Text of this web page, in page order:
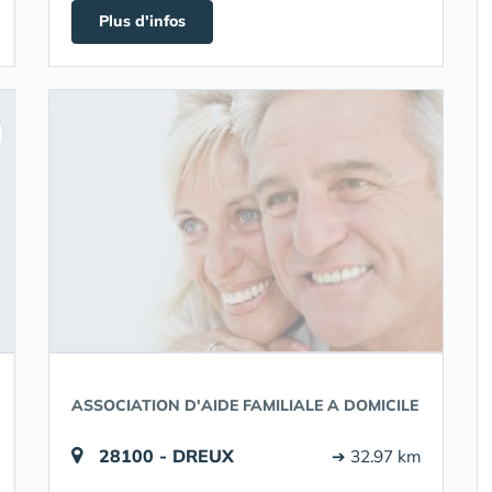
Plus d'infos
ASSOCIATION D'AIDE FAMILIALE A DOMICILE
28100 - DREUX ➔ 32.97 km